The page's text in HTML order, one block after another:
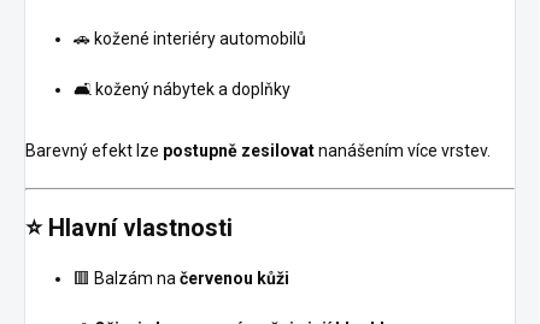
🚗 kožené interiéry automobilů
🛋️ kožený nábytek a doplňky
Barevný efekt lze postupně zesilovatnanášením více vrstev.
⭐ Hlavní vlastnosti
🟥 Balzám načervenou kůži